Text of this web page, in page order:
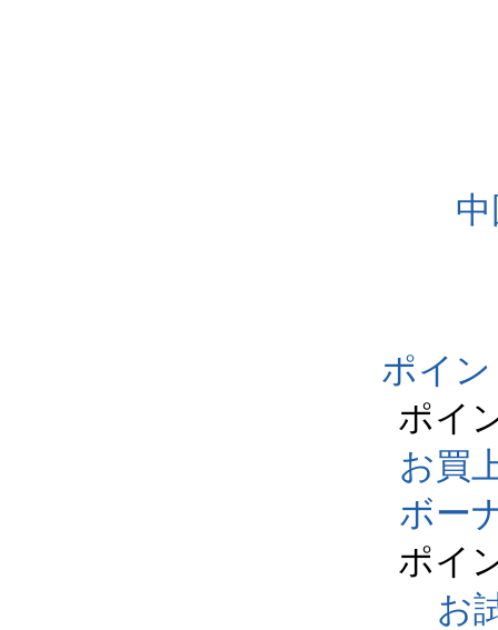
ポイ
ポイ
お買
ボー
ポイ
お